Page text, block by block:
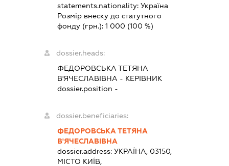
statements.nationality: Україна
Розмір внеску до статутного
фонду (грн.): 1 000 (100 %)
dossier.heads:
ФЕДОРОВСЬКА ТЕТЯНА
В'ЯЧЕСЛАВІВНА - КЕРІВНИК
dossier.position -
dossier.beneficiaries:
ФЕДОРОВСЬКА ТЕТЯНА
В'ЯЧЕСЛАВІВНА
dossier.address: УКРАЇНА, 03150,
МІСТО КИЇВ,